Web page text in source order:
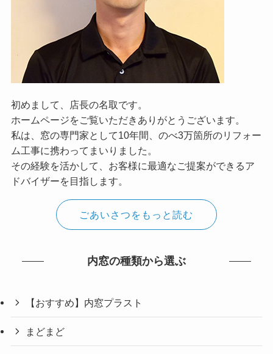
初めまして、店長の名取です。
ホームページをご覧いただきありがとうございます。
私は、窓の専門家として10年間、のべ3万箇所のリフォー
ム工事に携わってまいりました。
その経験を活かして、お客様に最適なご提案ができるア
ドバイザーを目指します。
ごあいさつをもっと読む
内窓の種類から選ぶ
【おすすめ】内窓プラスト
まどまど